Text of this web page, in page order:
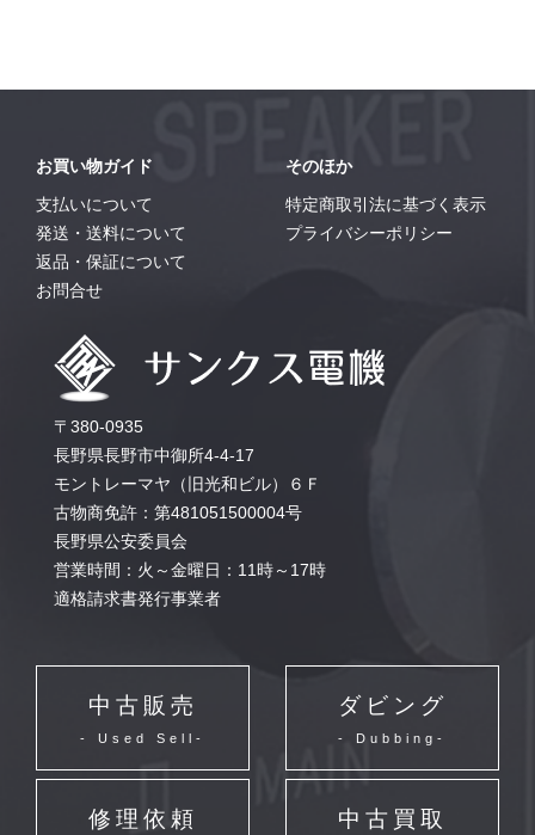
お買い物ガイド
支払いについて
発送・送料について
返品・保証について
お問合せ
そのほか
特定商取引法に基づく表示
プライバシーポリシー
〒380-0935
長野県長野市中御所4-4-17
モントレーマヤ（旧光和ビル）６Ｆ
古物商免許：第481051500004号
長野県公安委員会
営業時間：火～金曜日：11時～17時
適格請求書発行事業者
中古販売
- Used Sell-
ダビング
- Dubbing-
修理依頼 中古買取